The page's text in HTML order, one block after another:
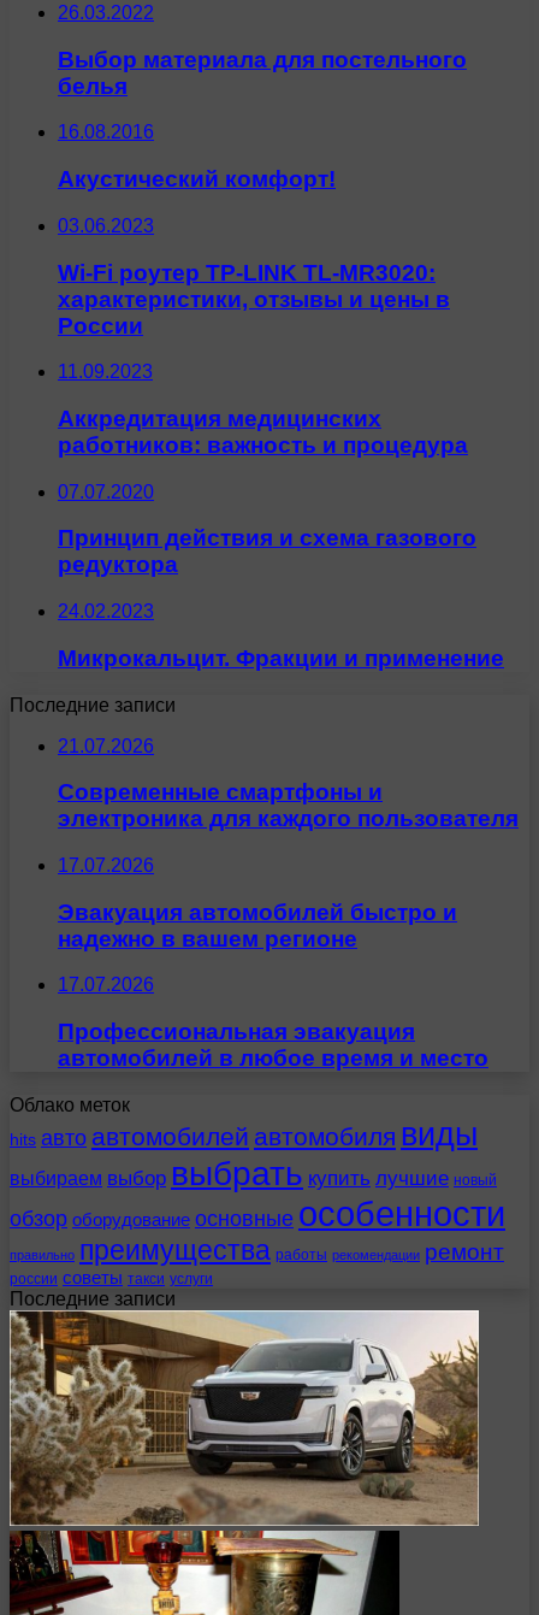
26.03.2022
Выбор материала для постельного
белья
16.08.2016
Акустический комфорт!
03.06.2023
Wi-Fi роутер TP-LINK TL-MR3020:
характеристики, отзывы и цены в
России
11.09.2023
Аккредитация медицинских
работников: важность и процедура
07.07.2020
Принцип действия и схема газового
редуктора
24.02.2023
Микрокальцит. Фракции и применение
Последние записи
21.07.2026
Современные смартфоны и
электроника для каждого пользователя
17.07.2026
Эвакуация автомобилей быстро и
надежно в вашем регионе
17.07.2026
Профессиональная эвакуация
автомобилей в любое время и место
Облако меток
hits авто автомобилей автомобиля виды
выбираем выбор выбрать купить лучшие новый
обзор оборудование основные особенности
правильно преимущества работы рекомендации ремонт
россии советы такси услуги
Последние записи